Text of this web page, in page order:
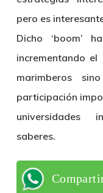
pero es
Dicho ‘boom’
incrementando
marimberos
participación
universidades
saberes.